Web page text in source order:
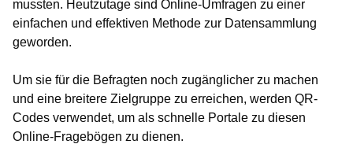
mussten. Heutzutage sind Online-Umfragen zu einer
einfachen und effektiven Methode zur Datensammlung
geworden.
Um sie für die Befragten noch zugänglicher zu machen
und eine breitere Zielgruppe zu erreichen, werden QR-
Codes verwendet, um als schnelle Portale zu diesen
Online-Fragebögen zu dienen.